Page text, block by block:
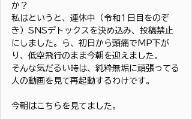
か？
私はというと、連休中（令和1日目をのぞ
き）SNSデトックスを決め込み、投稿禁止
にしました。ら、初日から頭痛でMP下が
り、低空飛行のまま今朝を迎えました。
そんな気だるい時は、純粋無垢に頑張ってる
人の動画を見て再起動するわけです。
今朝はこちらを見てました。